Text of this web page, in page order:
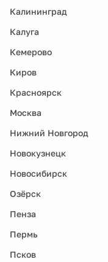
Калининград
Калуга
Кемерово
Киров
Красноярск
Москва
Нижний Новгород
Новокузнецк
Новосибирск
Озёрск
Пенза
Пермь
Псков